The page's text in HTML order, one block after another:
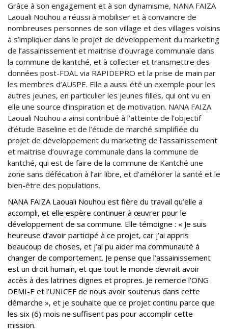
Grâce à son engagement et à son dynamisme, NANA FAIZA
Laouali Nouhou a réussi à mobiliser et à convaincre de
nombreuses personnes de son village et des villages voisins
à s’impliquer dans le projet de développement du marketing
de l’assainissement et maitrise d’ouvrage communale dans
la commune de kantché, et à collecter et transmettre des
données post-FDAL via RAPIDEPRO et la prise de main par
les membres d’AUSPE. Elle a aussi été un exemple pour les
autres jeunes, en particulier les jeunes filles, qui ont vu en
elle une source d’inspiration et de motivation. NANA FAIZA
Laouali Nouhou a ainsi contribué à l’atteinte de l’objectif
d’étude Baseline et de l’étude de marché simplifiée du
projet de développement du marketing de l’assainissement
et maitrise d’ouvrage communale dans la commune de
kantché, qui est de faire de la commune de Kantché une
zone sans défécation à l’air libre, et d’améliorer la santé et le
bien-être des populations.
NANA FAIZA Laouali Nouhou est fière du travail qu’elle a
accompli, et elle espère continuer à œuvrer pour le
développement de sa commune. Elle témoigne : « Je suis
heureuse d’avoir participé à ce projet, car j’ai appris
beaucoup de choses, et j’ai pu aider ma communauté à
changer de comportement. Je pense que l’assainissement
est un droit humain, et que tout le monde devrait avoir
accès à des latrines dignes et propres. Je remercie l’ONG
DEMI-E et l’UNICEF de nous avoir soutenus dans cette
démarche », et je souhaite que ce projet continu parce que
les six (6) mois ne suffisent pas pour accomplir cette
mission.